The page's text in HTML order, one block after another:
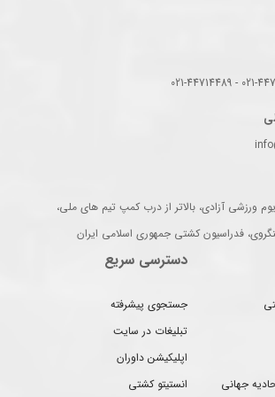
ورزشی آزادی، بالاتر از درب کمپ تیم های ملی،
فدراسیون کشتی جمهوری اسلامی ایران
جهانی
دسترسی سریع
جستجوی پیشرفته
تبلیغات در سایت
اپلیکیشن داوران
انستیتو کشتی